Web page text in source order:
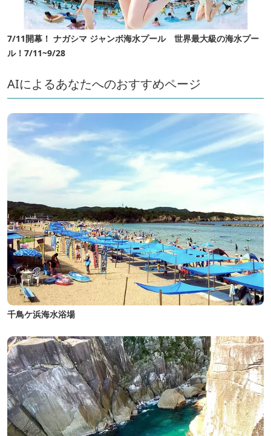
7/11開幕！ ナガシマ ジャンボ海水プール 世界最大級の海水プー
ル！7/11~9/28
AIによるあなたへのおすすめページ
千鳥ケ浜海水浴場